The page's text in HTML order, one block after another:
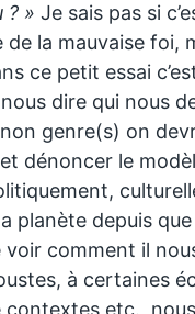
? » Je sais pas si
de la mauvaise foi,
ce petit essai
dire qui nous
genre(s) on
dénoncer le
planète depuis que
voir comment il
à certaines
contextes etc.,